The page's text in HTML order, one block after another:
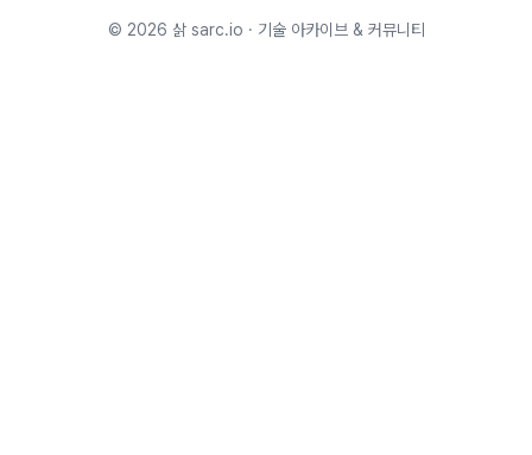
© 2026 삵 sarc.io · 기술 아카이브 & 커뮤니티